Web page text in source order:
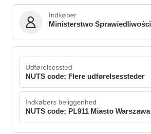
Indkøber
Ministerstwo Sprawiedliwości
Udførelsessted
NUTS code: Flere udførelsessteder
Indkøbers beliggenhed
NUTS code: PL911 Miasto Warszawa